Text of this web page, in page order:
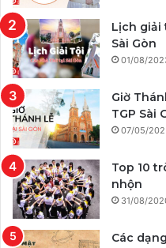
Lịch giải
Sài Gòn
01/08/
Giờ
TGP Sài
07/05/
Top 10
nhộn
31/08/
Các